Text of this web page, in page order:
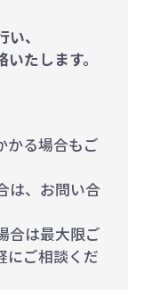
、
たします。
かる場合もご
は、お問い合
合は最大限ご
にご相談くだ